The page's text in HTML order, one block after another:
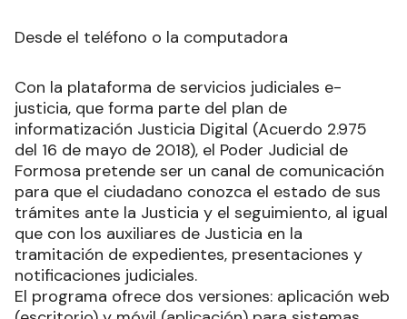
Desde el teléfono o la computadora
Con la plataforma de servicios judiciales e-
justicia, que forma parte del plan de
informatización Justicia Digital (Acuerdo 2.975
del 16 de mayo de 2018), el Poder Judicial de
Formosa pretende ser un canal de comunicación
para que el ciudadano conozca el estado de sus
trámites ante la Justicia y el seguimiento, al igual
que con los auxiliares de Justicia en la
tramitación de expedientes, presentaciones y
notificaciones judiciales.
El programa ofrece dos versiones: aplicación web